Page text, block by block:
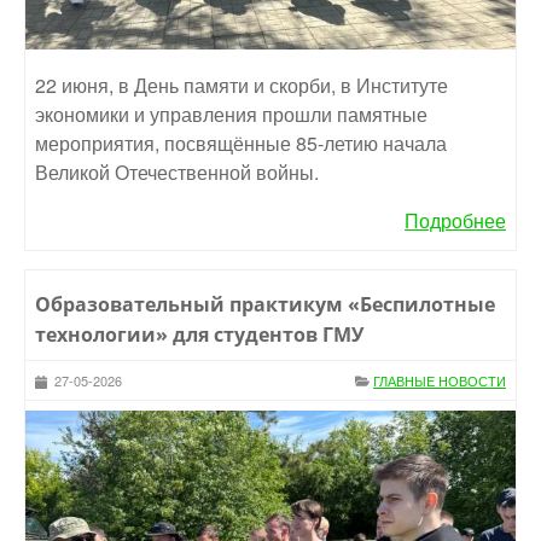
22 июня, в День памяти и скорби, в Институте
экономики и управления прошли памятные
мероприятия, посвящённые 85-летию начала
Великой Отечественной войны.
Подробнее
Образовательный практикум «Беспилотные
технологии» для студентов ГМУ
27-05-2026 ГЛАВНЫЕ НОВОСТИ